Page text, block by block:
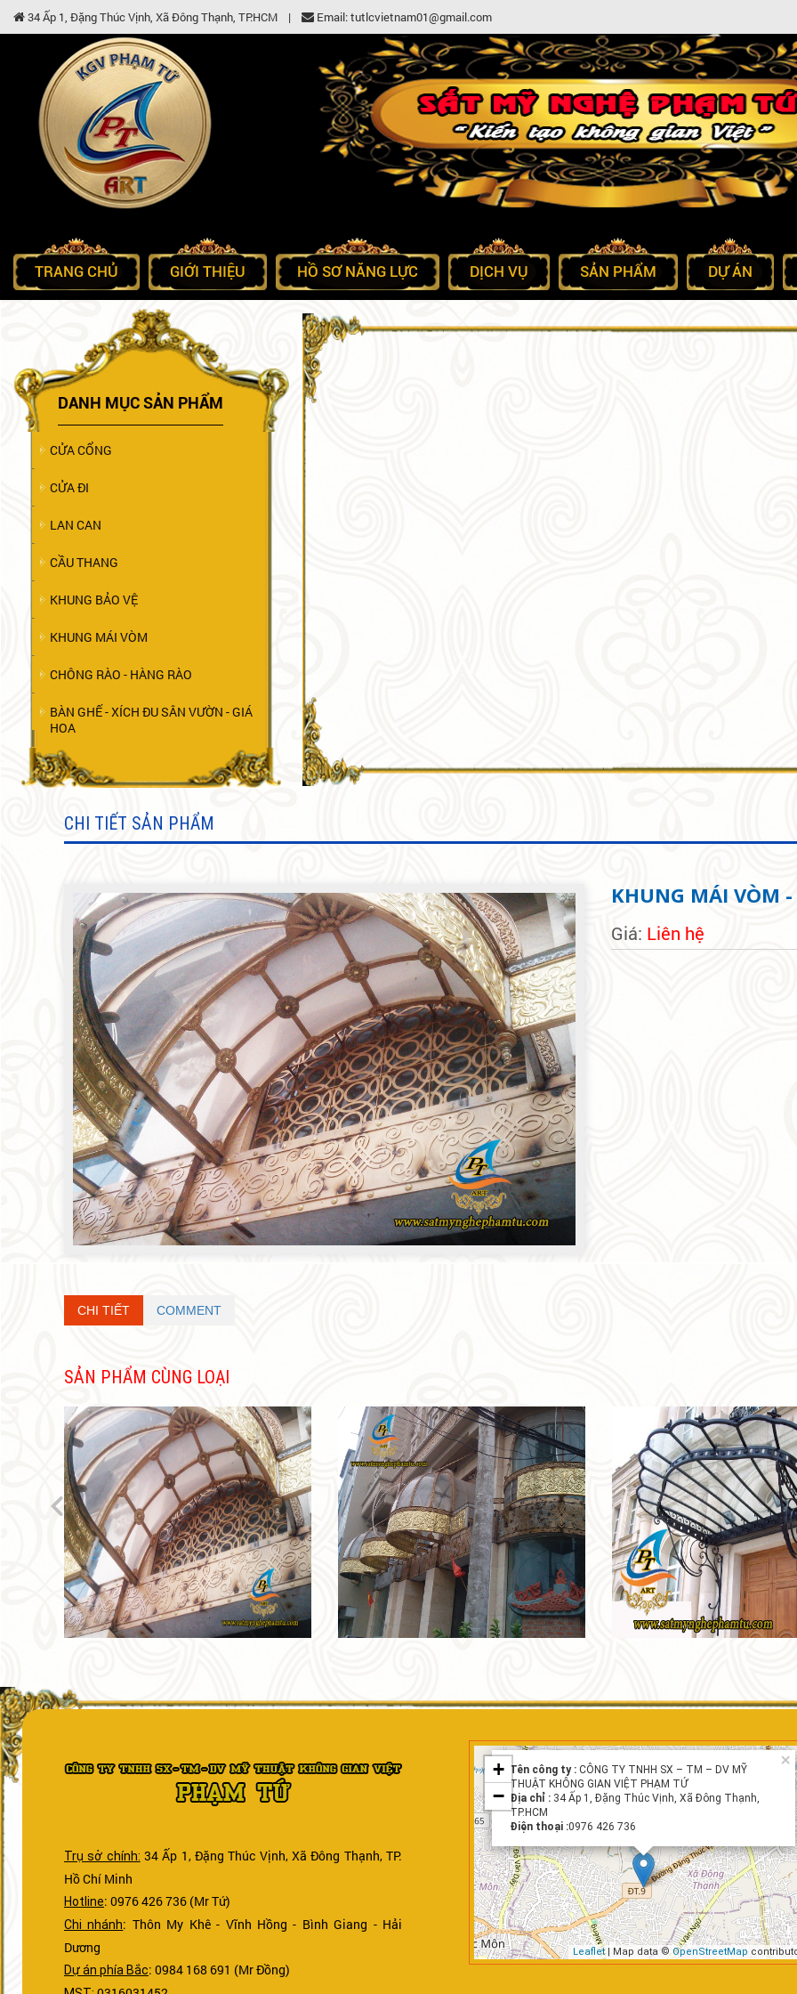
34 Ấp 1, Đặng Thúc Vịnh, Xã Đông Thạnh, TP.HCM | Email: tutlcvietnam01@gmail.com
TRANG CHỦ GIỚI THIỆU HỒ SƠ NĂNG LỰC DỊCH VỤ SẢN PHẨM DỰ ÁN
DANH MỤC SẢN PHẨM
CỬA CỔNG
CỬA ĐI
LAN CAN
CẦU THANG
KHUNG BẢO VỆ
KHUNG MÁI VÒM
CHÔNG RÀO - HÀNG RÀO
BÀN GHẾ - XÍCH ĐU SÂN VƯỜN - GIÁ
HOA
TRANG TRÍ NỘI NGOẠI THẤT
CHI TIẾT SẢN PHẨM
KHUNG MÁI VÒM
Giá: Liên hệ
CHI TIẾT COMMENT
SẢN PHẨM CÙNG LOẠI
Trụ sở chính: 34 Ấp 1, Đặng Thúc Vịnh, Xã Đông Thạnh, TP.
Hồ Chí Minh
Hotline: 0976 426 736 (Mr Tứ)
Chi nhánh: Thôn My Khê - Vĩnh Hồng - Bình Giang - Hải
Dương
Dự án phía Bắc: 0984 168 691 (Mr Đồng)
Tên công ty : CÔNG TY TNHH SX – TM – DV MỸ
THUẬT KHÔNG GIAN VIỆT PHẠM TỨ
Địa chỉ : 34 Ấp 1, Đặng Thúc Vịnh, Xã Đông Thạnh,
TP.HCM
Điện thoại :0976 426 736
×
+
−
Leaflet| Map data ©OpenStreetMap